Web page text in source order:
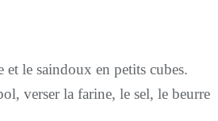
et le saindoux en petits cubes.
verser la farine, le sel, le beurre